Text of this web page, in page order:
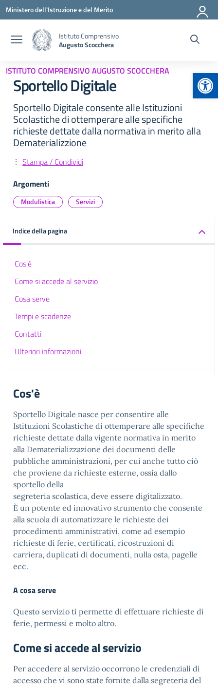
Vai ai contenuti
Vai al menu di navigazione
Vai al footer
Ministero dell'Istruzione e del Merito
Istituto Comprensivo
Augusto Scocchera
ISTITUTO COMPRENSIVO AUGUSTO SCOCCHERA
Sportello Digitale
Sportello Digitale consente alle Istituzioni
Scolastiche di ottemperare alle specifiche
richieste dettate dalla normativa in merito alla
Dematerializzione
Stampa / Condividi
Argomenti
Modulistica Servizi
Indice della pagina
Cos'è
Come si accede al servizio
Cosa serve
Tempi e scadenze
Contatti
Ulteriori informazioni
Cos'è
Sportello Digitale nasce per consentire alle
Istituzioni Scolastiche di ottemperare alle specifiche
richieste dettate dalla vigente normativa in merito
alla Dematerializzazione dei documenti delle
pubbliche amministrazioni, per cui anche tutto ciò
che proviene da richieste esterne, ossia dallo
sportello della
segreteria scolastica, deve essere digitalizzato.
È un potente ed innovativo strumento che consente
alla scuola di automatizzare le richieste dei
procedimenti amministrativi, come ad esempio
richieste di ferie, certificati, ricostruzioni di
carriera, duplicati di documenti, nulla osta, pagelle
ecc.
A cosa serve
Questo servizio ti permette di effettuare richieste di
ferie, permessi e molto altro.
Come si accede al servizio
Per accedere al servizio occorrono le credenziali di
accesso che vi sono state fornite dalla segreteria del